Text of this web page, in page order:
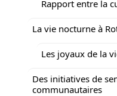
Rapport entre la
La vie nocturne à
Les joyaux de la
Des initiatives de
communautaires